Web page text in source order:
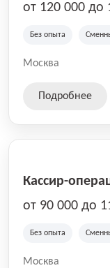
от 120 000 до
Без опыта
Москва
Подробнее
Кассир-
от 90 000 до
Без опыта
Москва